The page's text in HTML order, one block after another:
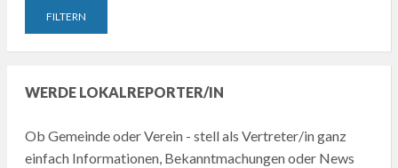
WERDE LOKALREPORTER/IN
Ob Gemeinde oder Verein - stell als Vertreter/in ganz
einfach Informationen, Bekanntmachungen oder News